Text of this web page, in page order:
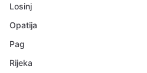
Losinj
Opatija
Pag
Rijeka